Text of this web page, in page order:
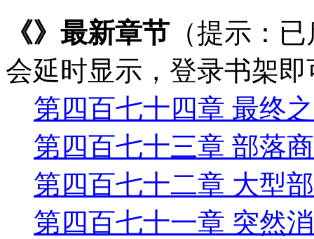
《》最新章节（提示：
会延时显示，登录书架
第四百七十四章 最终
第四百七十三章 部落
第四百七十二章 大型
第四百七十一章 突然